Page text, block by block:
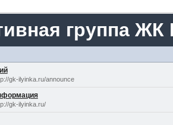
группа ЖК
gk-ilyinka.ru/announce
gk-ilyinka.ru/